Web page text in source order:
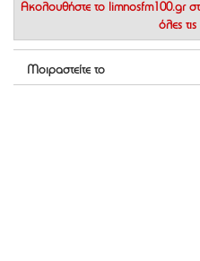
Ακολουθήστε το limnosfm100.gr
όλες τις
Μοιραστείτε το